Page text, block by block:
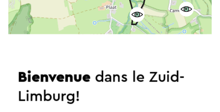
©OpenStreetMapcontributors
Bienvenuedans le Zuid-
Limburg!